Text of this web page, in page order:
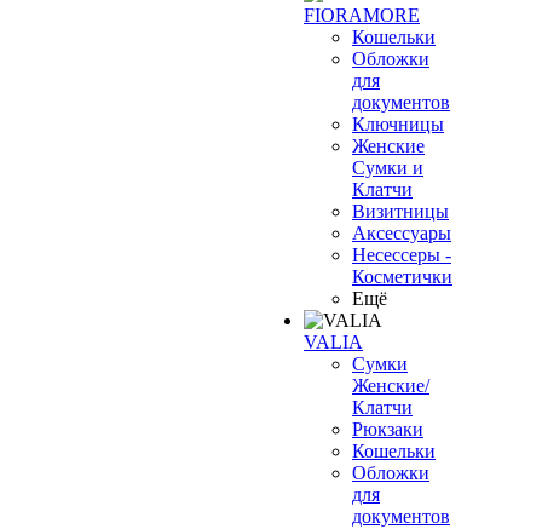
FIORAMORE
Кошельки
Обложки
для
документов
Ключницы
Женские
Сумки и
Клатчи
Визитницы
Аксессуары
Несессеры -
Косметички
Ещё
VALIA
Сумки
Женские/
Клатчи
Рюкзаки
Кошельки
Обложки
для
документов